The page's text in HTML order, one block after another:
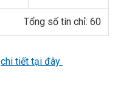
Tổng số tín chỉ: 60
chi tiết tại đây